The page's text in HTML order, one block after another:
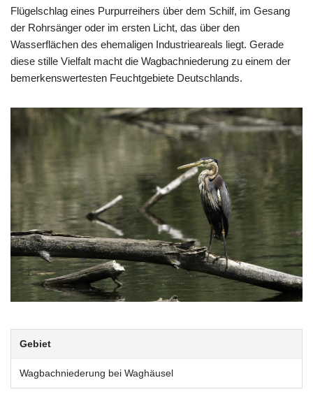
Flügelschlag eines Purpurreihers über dem Schilf, im Gesang
der Rohrsänger oder im ersten Licht, das über den
Wasserflächen des ehemaligen Industrieareals liegt. Gerade
diese stille Vielfalt macht die Wagbachniederung zu einem der
bemerkenswertesten Feuchtgebiete Deutschlands.
Gebiet
Wagbachniederung bei Waghäusel